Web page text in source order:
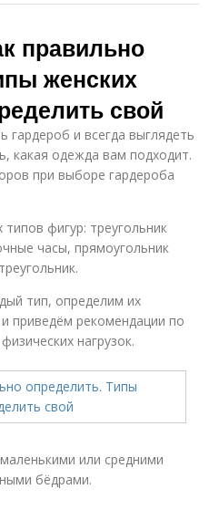
правильно
женских
свой
и всегда выглядеть
какая одежда вам подходит.
при выборе гардероба
фигур: треугольник
часы, прямоугольник
тип, определим их
приведём рекомендации по
нагрузок.
или средними
бёдрами.